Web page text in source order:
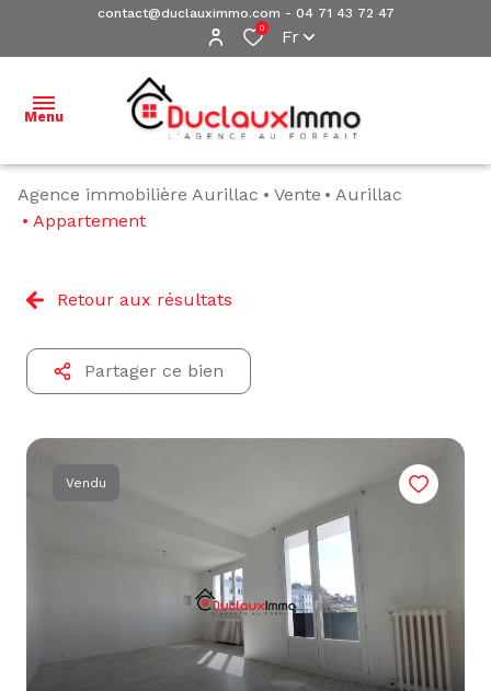
contact@duclauximmo.com - 04 71 43 72 47
0 Fr
Menu
ACCUEIL
BIENS À
VENDRE
NOS
BIENS
L'ÉQUIPE
Agence immobilière Aurillac Vente
Aurillac
Appartement
Retour aux résultats
Partager ce bien
Vendu